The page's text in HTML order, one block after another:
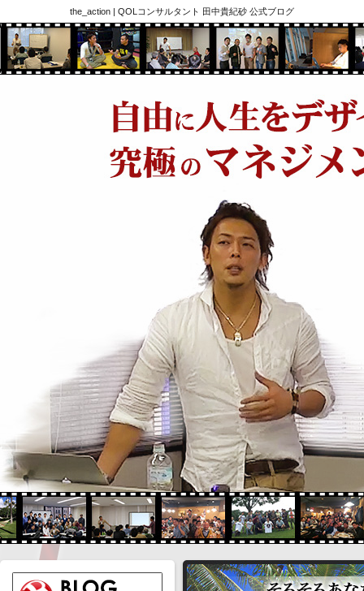
the_action | QOLコンサルタント 田中貴紀砂 公式ブログ